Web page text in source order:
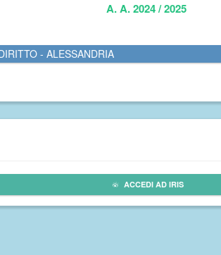
A. A. 2024 / 2025
- ALESSANDRIA
ACCEDI AD IRIS